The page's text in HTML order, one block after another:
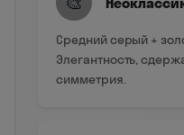
Средний серый +
Элегантность,
симметрия.